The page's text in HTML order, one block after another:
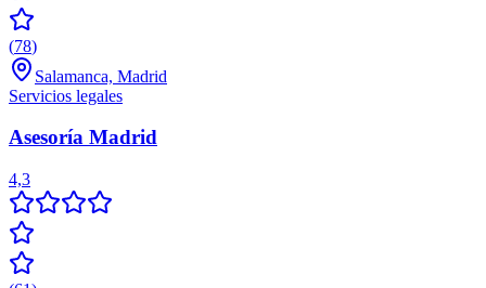
(78)
Salamanca, Madrid
Servicios legales
Asesoría Madrid
4,3